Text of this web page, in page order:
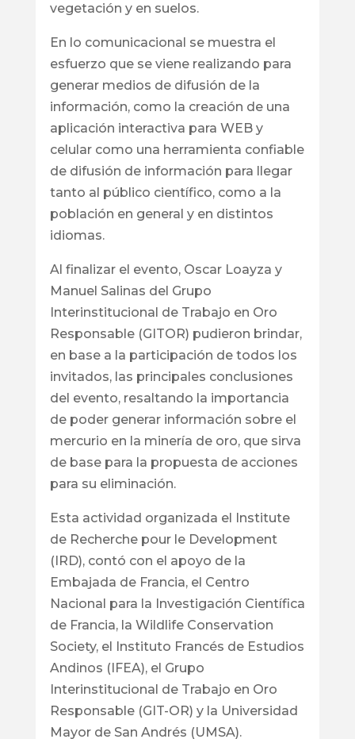
vegetación y en suelos.
En lo comunicacional se muestra el
esfuerzo que se viene realizando para
generar medios de difusión de la
información, como la creación de una
aplicación interactiva para WEB y
celular como una herramienta confiable
de difusión de información para llegar
tanto al público científico, como a la
población en general y en distintos
idiomas.
Al finalizar el evento, Oscar Loayza y
Manuel Salinas del Grupo
Interinstitucional de Trabajo en Oro
Responsable (GITOR) pudieron brindar,
en base a la participación de todos los
invitados, las principales conclusiones
del evento, resaltando la importancia
de poder generar información sobre el
mercurio en la minería de oro, que sirva
de base para la propuesta de acciones
para su eliminación.
Esta actividad organizada el Institute
de Recherche pour le Development
(IRD), contó con el apoyo de la
Embajada de Francia, el Centro
Nacional para la Investigación Científica
de Francia, la Wildlife Conservation
Society, el Instituto Francés de Estudios
Andinos (IFEA), el Grupo
Interinstitucional de Trabajo en Oro
Responsable (GIT-OR) y la Universidad
Mayor de San Andrés (UMSA).